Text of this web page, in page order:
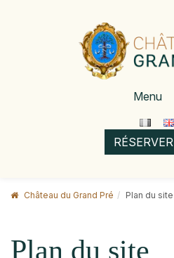
Menu
RÉSERVER
Château du Grand Pré Plan du site
Plan du site